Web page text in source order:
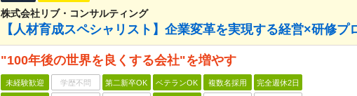
株式会社リブ・コンサルティング
【人材育成スペシャリスト】企業変革を実現する経営×研修プ
"100年後の世界を良くする会社"を増やす
未経験歓迎 学歴不問 第二新卒OK ベテランOK 複数名採用 完全週休2日